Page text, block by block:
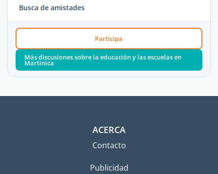
Busca de amistades
Participa
Más discusiones sobre la educación y las escuelas en
Martinica
ACERCA
Contacto
Publicidad